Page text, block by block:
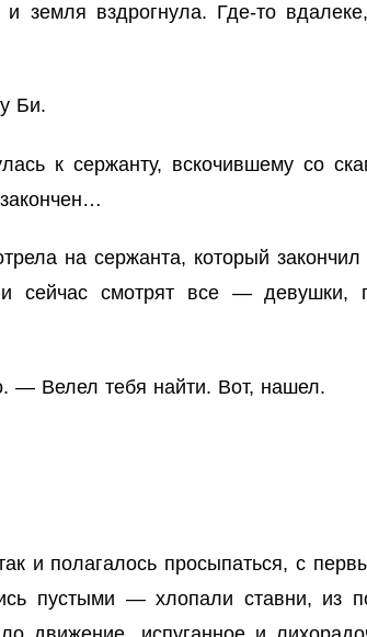
вздрогнула. Где-то
Би.
к сержанту, вскочившему со
на сержанта, который
сейчас смотрят все —
Велел тебя найти. Вот, нашел.
и полагалось просыпаться, с
пустыми — хлопали ставни, из